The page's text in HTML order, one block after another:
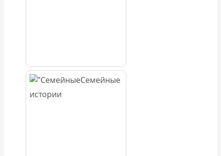
Семейные
истории